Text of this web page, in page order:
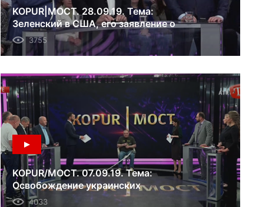
KOPUR|МОСТ. 28.09.19. Тема:
Зеленский в США, его заявление о
Крыме, импичмент Трампа.
3755
KOPUR/МОСТ. 07.09.19. Тема:
Освобождение украинских
заложников Кремля.
4033